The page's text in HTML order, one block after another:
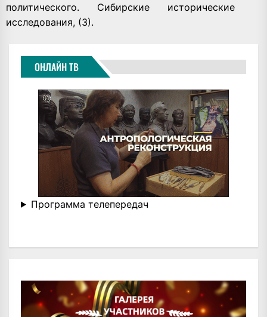
политического. Сибирские исторические
исследования, (3).
ОНЛАЙН ТВ
Программа телепередач